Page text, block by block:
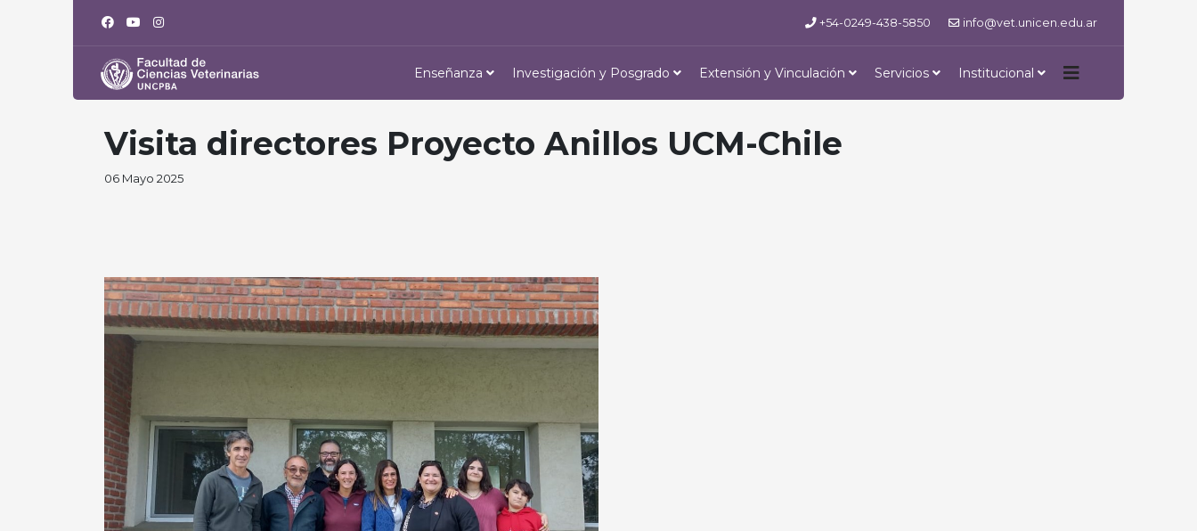
+54-0249-438-5850 info@vet.unicen.edu.ar
Enseñanza Investigación y Posgrado Extensión y Vinculación Servicios Institucional
Visita directores Proyecto Anillos UCM-Chile
06 Mayo 2025